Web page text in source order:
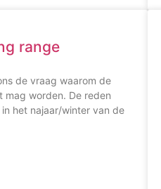
range
de vraag waarom de
worden. De reden
het najaar/winter van de